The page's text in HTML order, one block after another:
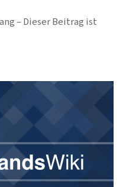
Dieser Beitrag ist